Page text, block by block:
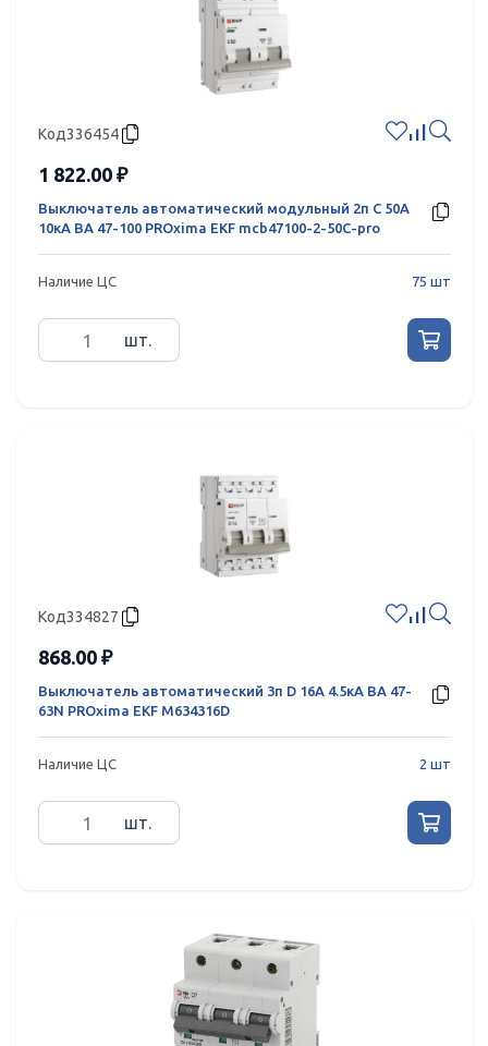
Код336454
1 822.00 ₽
Выключатель автоматический модульный 2п C 50А
10кА ВА 47-100 PROxima EKF mcb47100-2-50C-pro
Наличие ЦС 75 шт
шт.
Код334827
868.00 ₽
Выключатель автоматический 3п D 16А 4.5кА ВА 47-
63N PROxima EKF M634316D
Наличие ЦС 2 шт
шт.